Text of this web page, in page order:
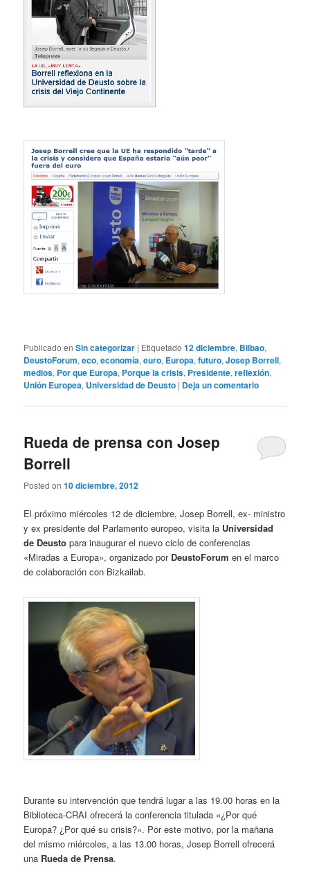
Publicado en Sin categorizar | Etiquetado 12 diciembre, Bilbao,
DeustoForum,eco,economía,euro, Europa,futuro,Josep Borrell,
medios, Por que Europa, Porque la crisis, Presidente,reflexión,
Unión Europea, Universidad de Deusto | Deja un comentario
Rueda de prensa con Josep
Borrell
Posted on10 diciembre, 2012
El próximo miércoles 12 de diciembre, Josep Borrell, ex- ministro
y ex presidente del Parlamento europeo, visita la Universidad
de Deusto para inaugurar el nuevo ciclo de conferencias
«Miradas a Europa», organizado por DeustoForum en el marco
de colaboración con Bizkailab.
Durante su intervención que tendrá lugar a las 19.00 horas en la
Biblioteca-CRAI ofrecerá la conferencia titulada «¿Por qué
Europa? ¿Por qué su crisis?». Por este motivo, por la mañana
del mismo miércoles, a las 13.00 horas, Josep Borrell ofrecerá
una Rueda de Prensa.